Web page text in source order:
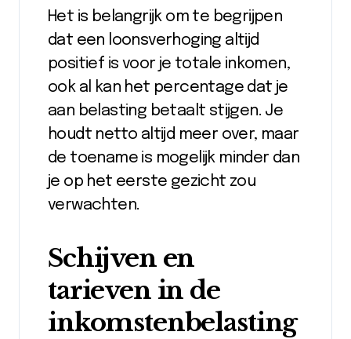
Het is belangrijk om te begrijpen
dat een loonsverhoging altijd
positief is voor je totale inkomen,
ook al kan het percentage dat je
aan belasting betaalt stijgen. Je
houdt netto altijd meer over, maar
de toename is mogelijk minder dan
je op het eerste gezicht zou
verwachten.
Schijven en
tarieven in de
inkomstenbelasting